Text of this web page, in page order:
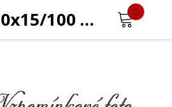
0
Fotoalbum 10x15/100 MM46100 SUMMER 1